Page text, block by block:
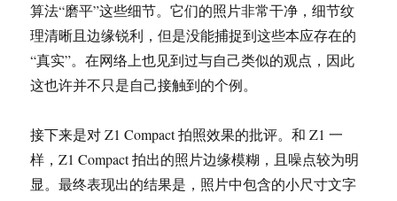
算法“磨平”这些细节。它们的照片非常干净，细节纹
理清晰且边缘锐利，但是没能捕捉到这些本应存在的
“真实”。在网络上也见到过与自己类似的观点，因此
这也许并不只是自己接触到的个例。
接下来是对 Z1 Compact 拍照效果的批评。和 Z1 一
样，Z1 Compact 拍出的照片边缘模糊，且噪点较为明
显。最终表现出的结果是，照片中包含的小尺寸文字